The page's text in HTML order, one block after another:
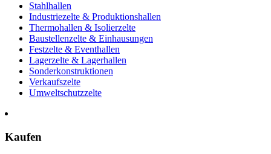
Stahlhallen
Industriezelte & Produktionshallen
Thermohallen & Isolierzelte
Baustellenzelte & Einhausungen
Festzelte & Eventhallen
Lagerzelte & Lagerhallen
Sonderkonstruktionen
Verkaufszelte
Umweltschutzzelte
Kaufen